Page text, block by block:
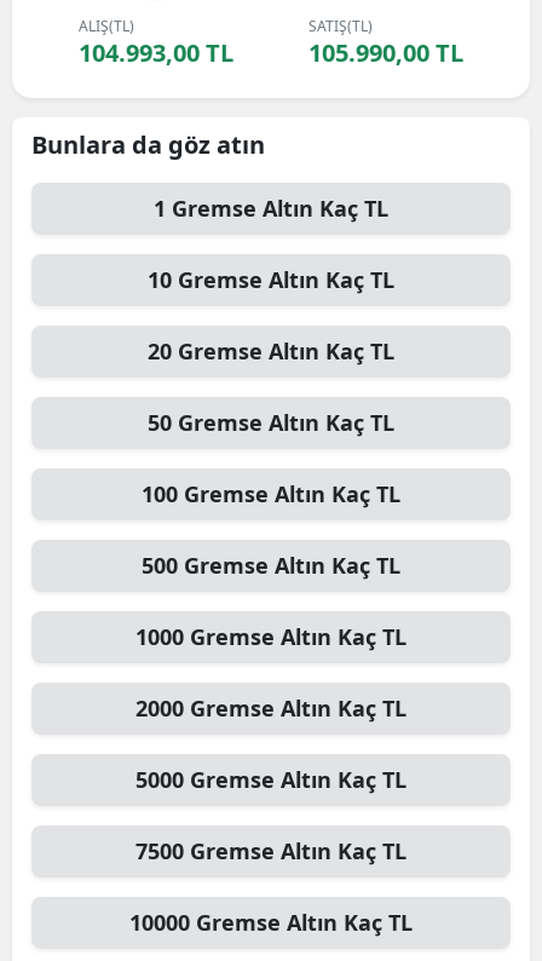
ALIŞ(TL)
104.993,00 TL
SATIŞ(TL)
105.990,00 TL
Bunlara da göz atın
1 Gremse Altın Kaç TL
10 Gremse Altın Kaç TL
20 Gremse Altın Kaç TL
50 Gremse Altın Kaç TL
100 Gremse Altın Kaç TL
500 Gremse Altın Kaç TL
1000 Gremse Altın Kaç TL
2000 Gremse Altın Kaç TL
5000 Gremse Altın Kaç TL
7500 Gremse Altın Kaç TL
10000 Gremse Altın Kaç TL